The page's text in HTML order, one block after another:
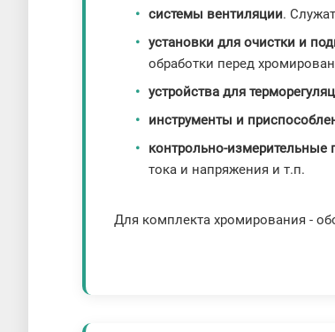
системы вентиляции.
установки для очистки и
обработки перед
устройства для
инструменты и
контрольно-
тока и напряжения и т.п.
Для комплекта хромирования -